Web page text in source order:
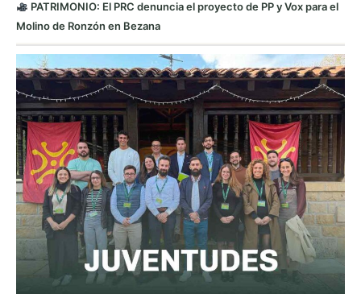
PATRIMONIO: El PRC denuncia el proyecto de PP y Vox para el
Molino de Ronzón en Bezana